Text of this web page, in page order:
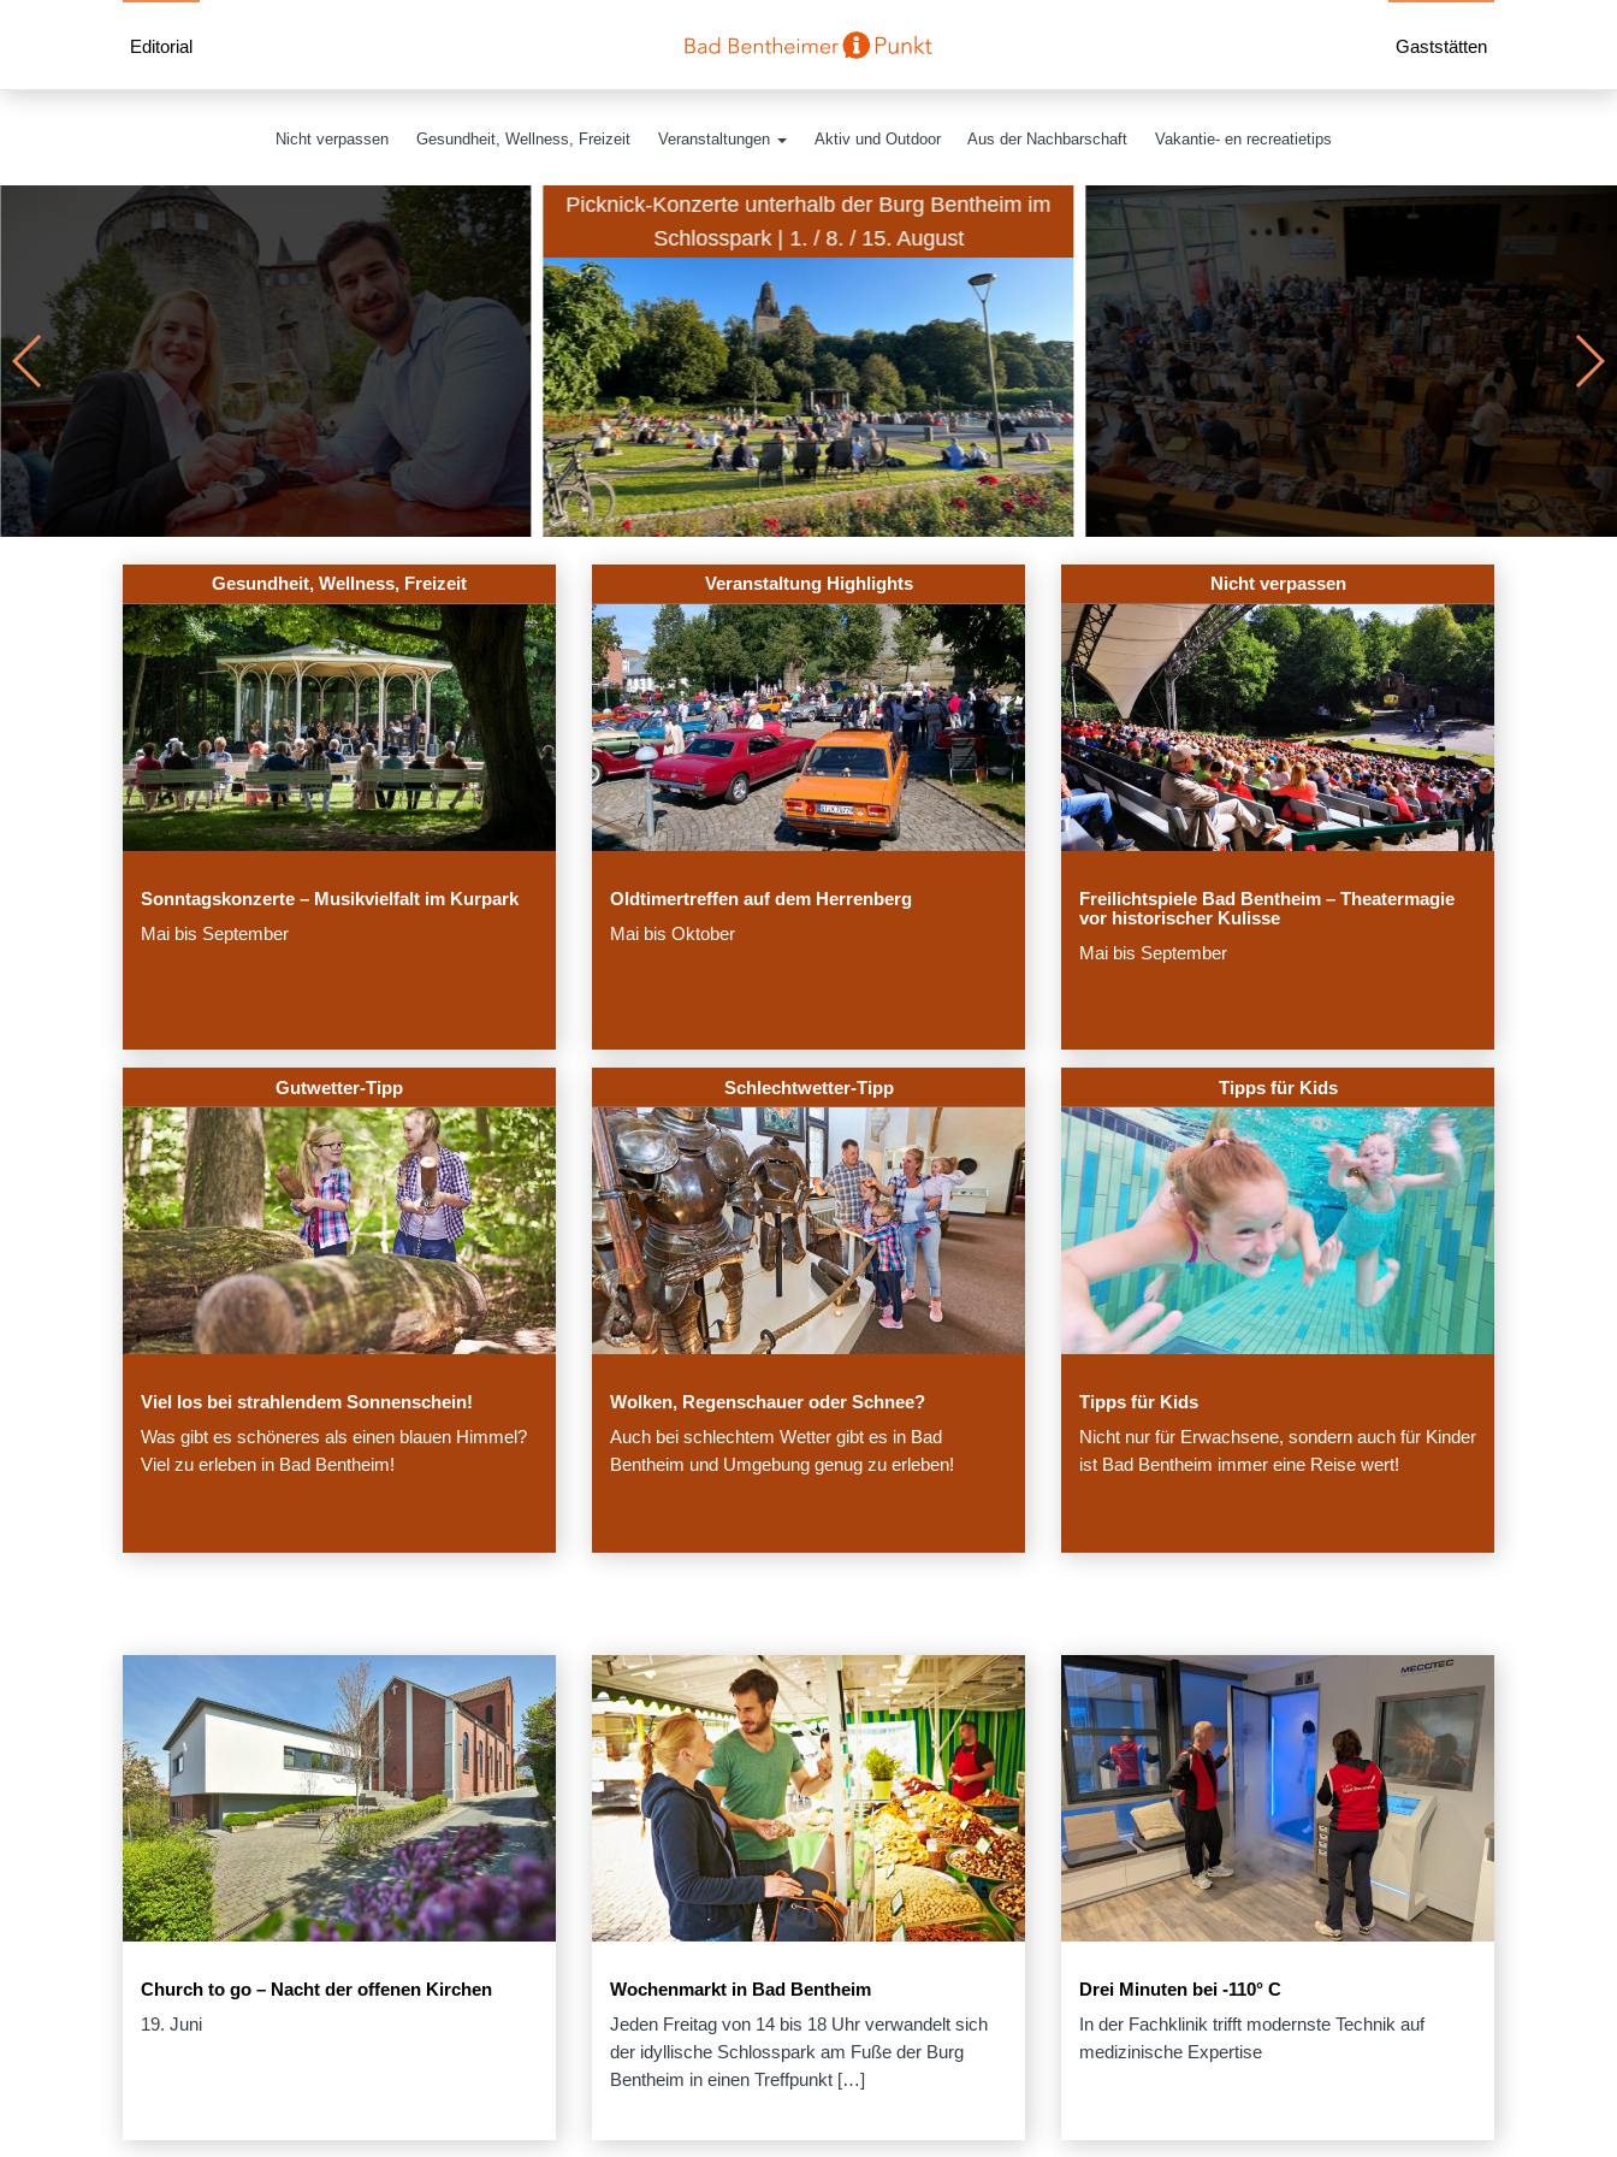
Editorial Gaststätten
Nicht verpassen Gesundheit, Wellness, Freizeit Veranstaltungen Aktiv und Outdoor Aus der Nachbarschaft Vakantie- en recreatietips
Picknick-Konzerte unterhalb der Burg Bentheim im
Schlosspark | 1. / 8. / 15. August
Gesundheit, Wellness, Freizeit
Sonntagskonzerte – Musikvielfalt im Kurpark
Mai bis September
Veranstaltung Highlights
Oldtimertreffen auf dem Herrenberg
Mai bis Oktober
Nicht verpassen
Freilichtspiele Bad Bentheim – Theatermagie
vor historischer Kulisse
Mai bis September
Gutwetter-Tipp
Viel los bei strahlendem Sonnenschein!
Was gibt es schöneres als einen blauen Himmel?
Viel zu erleben in Bad Bentheim!
Schlechtwetter-Tipp
Wolken, Regenschauer oder Schnee?
Auch bei schlechtem Wetter gibt es in Bad
Bentheim und Umgebung genug zu erleben!
Tipps für Kids
Tipps für Kids
Nicht nur für Erwachsene, sondern auch für Kinder
ist Bad Bentheim immer eine Reise wert!
Church to go – Nacht der offenen Kirchen
19. Juni
Wochenmarkt in Bad Bentheim
Jeden Freitag von 14 bis 18 Uhr verwandelt sich
der idyllische Schlosspark am Fuße der Burg
Bentheim in einen Treffpunkt […]
Drei Minuten bei -110° C
In der Fachklinik trifft modernste Technik auf
medizinische Expertise